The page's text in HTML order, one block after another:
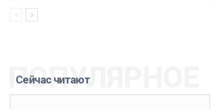
Сейчас читают
ПОПУЛЯРНОЕ